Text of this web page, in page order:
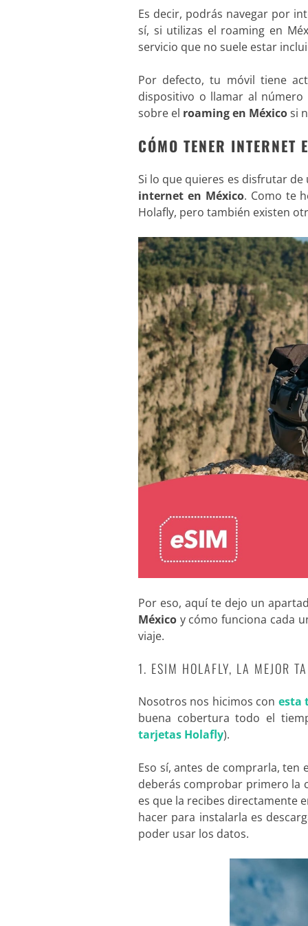
Es decir, podrás navegar por
sí, si utilizas el roaming en
servicio que no suele estar
Por defecto, tu móvil tiene
dispositivo o llamar al
sobre el roaming en Méxicosi
CÓMO TENER INTERNET
Si lo que quieres es disfrutar
internet en México. Como te
Holafly, pero también existen
Por eso, aquí te dejo un
México y cómo funciona cada
viaje.
1. ESIM HOLAFLY, LA MEJOR
Nosotros nos hicimos con esta
buena cobertura todo el
tarjetas Holafly).
Eso sí, antes de comprarla, ten
deberás comprobar primero la
es que la recibes directamente
hacer para instalarla es
poder usar los datos.